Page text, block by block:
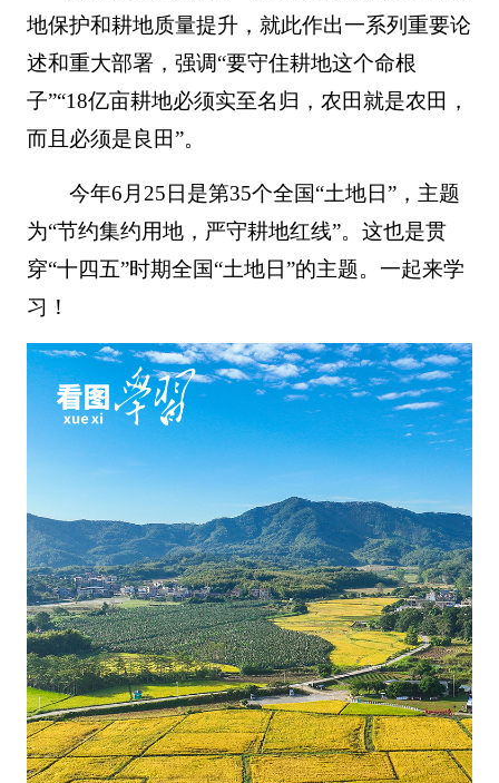
地保护和耕地质量提升，就此作出一系列重要论
述和重大部署，强调“要守住耕地这个命根
子”“18亿亩耕地必须实至名归，农田就是农田，
而且必须是良田”。
今年6月25日是第35个全国“土地日”，主题
为“节约集约用地，严守耕地红线”。这也是贯
穿“十四五”时期全国“土地日”的主题。一起来学
习！